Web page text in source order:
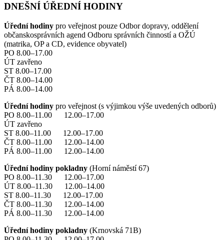
DNEŠNÍ ÚŘEDNÍ HODINY
Úřední hodiny pro veřejnost pouze Odbor dopravy, oddělení
občanskosprávních agend Odboru správních činností a OŽÚ
(matrika, OP a CD, evidence obyvatel)
PO 8.00–17.00
ÚT zavřeno
ST 8.00–17.00
ČT 8.00–14.00
PÁ 8.00–14.00
Úřední hodiny pro veřejnost (s výjimkou výše uvedených odborů)
PO 8.00–11.00 12.00–17.00
ÚT zavřeno
ST 8.00–11.00 12.00–17.00
ČT 8.00–11.00 12.00–14.00
PÁ 8.00–11.00 12.00–14.00
Úřední hodiny pokladny (Horní náměstí 67)
PO 8.00–11.30 12.00–17.00
ÚT 8.00–11.30 12.00–14.00
ST 8.00–11.30 12.00–17.00
ČT 8.00–11.30 12.00–14.00
PÁ 8.00–11.30 12.00–14.00
Úřední hodiny pokladny (Krnovská 71B)